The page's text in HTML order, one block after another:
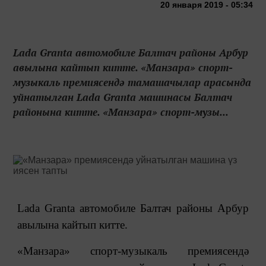
20 января 2019 - 05:34
Lada Granta автомобиле Балтач районы Арбур
авылына кайтып китте. «Манзара» спорт-
музыкаль премиясендә тамашачылар арасында
уйнатылган Lada Granta машинасы Балтач
районына китте. «Манзара» спорт-музы...
Lada Granta автомобиле Балтач районы Арбур
авылына кайтып китте.
«Манзара» спорт-музыкаль премиясендә